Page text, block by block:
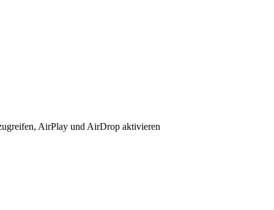
AirPlay und AirDrop aktivieren